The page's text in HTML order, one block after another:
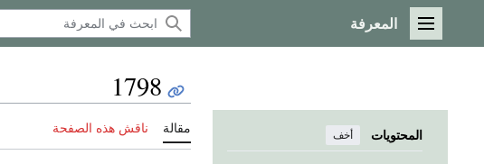
القائمة الرئيسية
المعرفة
المحتويات أخف
1798
مقالة ناقش هذه الصفحة